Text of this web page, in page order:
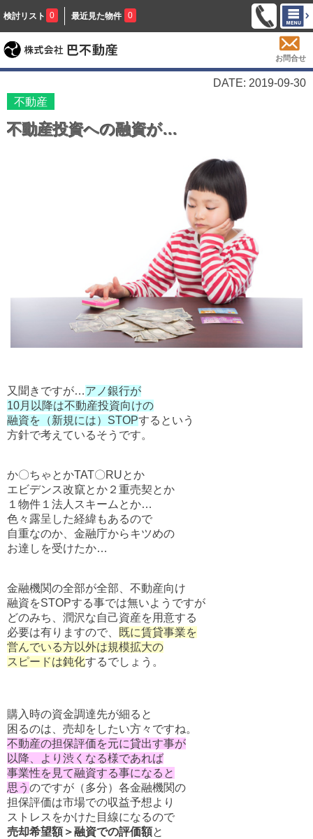
検討リスト 0 最近見た物件 0
お問合せ
DATE: 2019-09-30
不動産
不動産投資への融資が…
又聞きですが…アノ銀行が
10月以降は不動産投資向けの
融資を（新規には）STOPするという
方針で考えているそうです。
か〇ちゃとかTAT〇RUとか
エビデンス改竄とか２重売契とか
１物件１法人スキームとか…
色々露呈した経緯もあるので
自重なのか、金融庁からキツめの
お達しを受けたか…
金融機関の全部が全部、不動産向け
融資をSTOPする事では無いようですが
どのみち、潤沢な自己資産を用意する
必要は有りますので、
既に賃貸事業を
営んでいる方以外は規模拡大の
スピードは鈍化するでしょう。
購入時の資金調達先が細ると
困るのは、売却をしたい方々ですね。
不動産の担保評価を元に貸出す事が
以降、より渋くなる様であれば
事業性を見て融資する事になると
思う のですが（多分）各金融機関の
担保評価は市場での収益予想より
ストレスをかけた目線になるので
売却希望額＞融資での評価額と